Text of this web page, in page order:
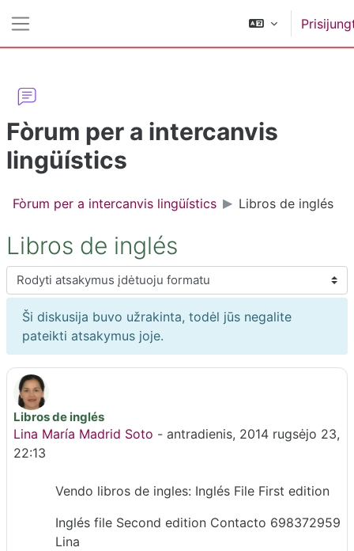
Fòrum per a intercanvis
lingüístics
Fòrum per a intercanvis lingüístics Libros de inglés
Libros de inglés
Rodymo režimas
Ši diskusija buvo užrakinta, todėl jūs negalite
pateikti atsakymus joje.
Libros de inglés
Lina María Madrid Soto - antradienis, 2014 rugsėjo 23,
22:13
Atsakymų skaičius: 1
Vendo libros de ingles: Inglés File First edition
Inglés file Second edition Contacto 698372959
Lina